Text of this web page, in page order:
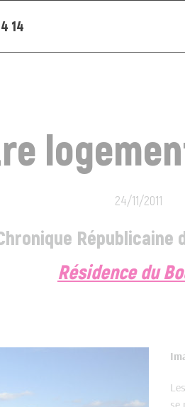
14
24/11/2011
Républicaine
Résidence du
se